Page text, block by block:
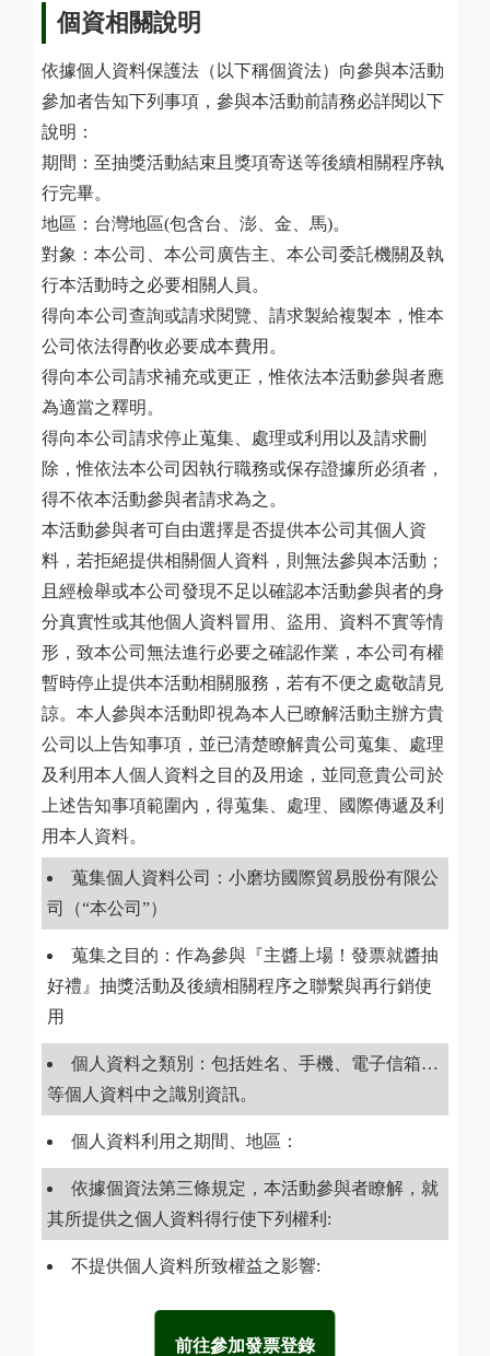
個資相關說明
依據個人資料保護法（以下稱個資法）向參與本活動
參加者告知下列事項，參與本活動前請務必詳閱以下
說明：
期間：至抽獎活動結束且獎項寄送等後續相關程序執
行完畢。
地區：台灣地區(包含台、澎、金、馬)。
對象：本公司、本公司廣告主、本公司委託機關及執
行本活動時之必要相關人員。
得向本公司查詢或請求閱覽、請求製給複製本，惟本
公司依法得酌收必要成本費用。
得向本公司請求補充或更正，惟依法本活動參與者應
為適當之釋明。
得向本公司請求停止蒐集、處理或利用以及請求刪
除，惟依法本公司因執行職務或保存證據所必須者，
得不依本活動參與者請求為之。
本活動參與者可自由選擇是否提供本公司其個人資
料，若拒絕提供相關個人資料，則無法參與本活動；
且經檢舉或本公司發現不足以確認本活動參與者的身
分真實性或其他個人資料冒用、盜用、資料不實等情
形，致本公司無法進行必要之確認作業，本公司有權
暫時停止提供本活動相關服務，若有不便之處敬請見
諒。本人參與本活動即視為本人已瞭解活動主辦方貴
公司以上告知事項，並已清楚瞭解貴公司蒐集、處理
及利用本人個人資料之目的及用途，並同意貴公司於
上述告知事項範圍內，得蒐集、處理、國際傳遞及利
用本人資料。
蒐集個人資料公司：小磨坊國際貿易股份有限公
司（“本公司”）
蒐集之目的：作為參與『主醬上場！發票就醬抽
好禮』抽獎活動及後續相關程序之聯繫與再行銷使
用
個人資料之類別：包括姓名、手機、電子信箱…
等個人資料中之識別資訊。
個人資料利用之期間、地區：
依據個資法第三條規定，本活動參與者瞭解，就
其所提供之個人資料得行使下列權利:
不提供個人資料所致權益之影響:
前往參加發票登錄